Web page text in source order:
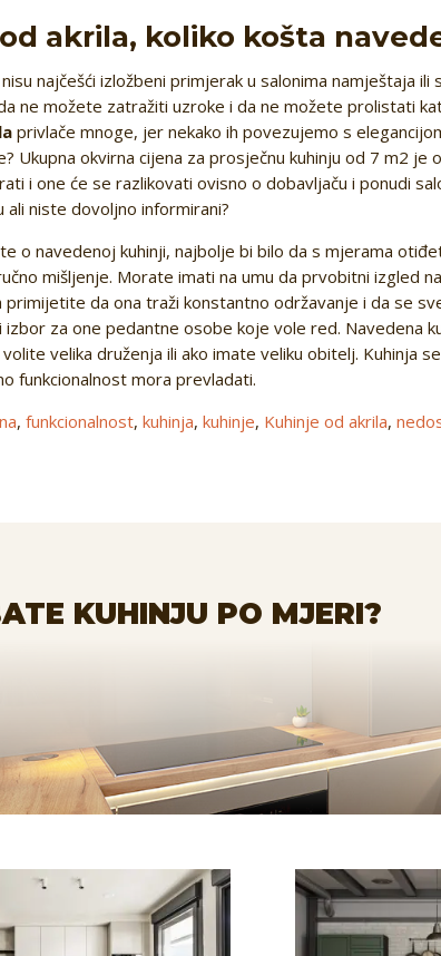
akrila, koliko košta
najčešći izložbeni primjerak u salonima namještaja
ne možete zatražiti uzroke i da ne možete prolistati
privlače mnoge, jer nekako ih povezujemo s
Ukupna okvirna cijena za prosječnu kuhinju od 7 m2 je
i one će se razlikovati ovisno o dobavljaču i ponudi
ali niste dovoljno informirani?
o navedenoj kuhinji, najbolje bi bilo da s mjerama
mišljenje. Morate imati na umu da prvobitni izgled
primijetite da ona traži konstantno održavanje i da se
izbor za one pedantne osobe koje vole red. Navedena
velika druženja ili ako imate veliku obitelj. Kuhinja
funkcionalnost mora prevladati.
,funkcionalnost,kuhinja,kuhinje, Kuhinje od akrila,
KUHINJU PO MJERI?